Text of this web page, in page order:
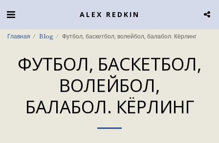
ALEX REDKIN
Главная Blog Футбол, баскетбол, волейбол, балабол. Кёрлинг
ФУТБОЛ, БАСКЕТБОЛ,
ВОЛЕЙБОЛ,
БАЛАБОЛ. КЁРЛИНГ